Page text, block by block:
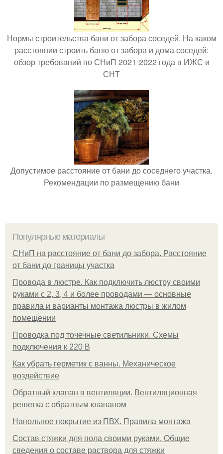
Нормы строительства бани от забора соседей. На каком
расстоянии строить баню от забора и дома соседей:
обзор требований по СНиП 2021-2022 года в ИЖС и
СНТ
Допустимое расстояние от бани до соседнего участка.
Рекомендации по размещению бани
Популярные материалы
СНиП на расстояние от бани до забора. Расстояние
от бани до границы участка
Провода в люстре. Как подключить люстру своими
руками с 2, 3, 4 и более проводами — основные
правила и варианты монтажа люстры в жилом
помещении
Проводка под точечные светильники. Схемы
подключения к 220 В
Как убрать герметик с ванны. Механическое
воздействие
Обратный клапан в вентиляции. Вентиляционная
решетка с обратным клапаном
Напольное покрытие из ПВХ. Правила монтажа
Состав стяжки для пола своими руками. Общие
сведения о составе раствора для стяжки